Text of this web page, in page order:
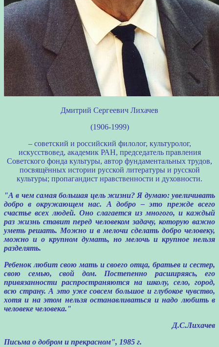
Дмитрий Сергеевич Лихачев
(1906-1999)
– советский и российский филолог, культуролог,
искусствовед, академик РАН, председатель правления
Советского фонда культуры, автор фундаментальных трудов,
посвящённых истории русской литературы и русской
культуры; пропагандист нравственности и духовности.
"А в чем самая большая цель жизни? Я думаю: увеличивать
добро в окружающем нас. А добро – это прежде всего
счастье всех людей. Оно слагается из многого, и каждый
раз жизнь ставит перед человеком задачу, которую важно
уметь решать. Можно и в мелочи сделать добро человеку,
можно и о крупном думать, но мелочь и крупное нельзя
разделять.
Ребенок любит свою мать и своего отца, братьев и сестер,
свою семью, свой дом. Постепенно расширяясь, его
привязанности распространяются на школу, село, город,
всю страну. А это уже совсем большое и глубокое чувство,
хотя и на этом нельзя останавливаться и надо любить в
человеке человека."
Д.С.Лихачев
Письма о добром и прекрасном", 1985 г.